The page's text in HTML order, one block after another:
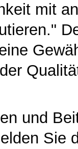
mit
und
Sie